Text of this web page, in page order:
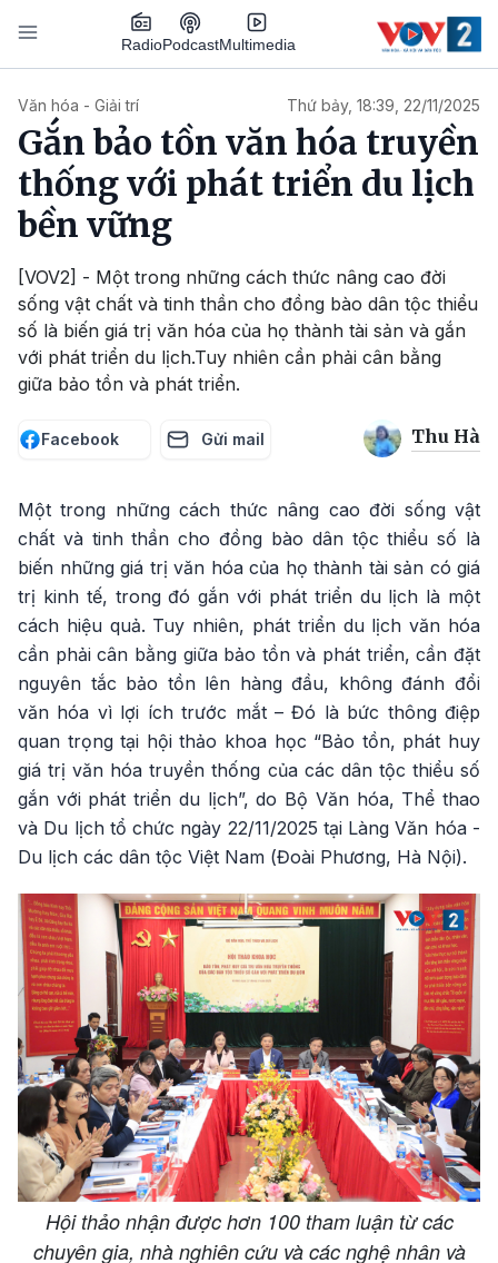
Nhảy đến nội dung
RadioPodcastMultimedia
Văn hóa - Giải trí Thứ bảy, 18:39, 22/11/2025
Gắn bảo tồn văn hóa truyền
thống với phát triển du lịch
bền vững
[VOV2] - Một trong những cách thức nâng cao đời
sống vật chất và tinh thần cho đồng bào dân tộc thiểu
số là biến giá trị văn hóa của họ thành tài sản và gắn
với phát triển du lịch.Tuy nhiên cần phải cân bằng
giữa bảo tồn và phát triển.
Facebook Gửi mail Thu Hà
Một trong những cách thức nâng cao đời sống vật
chất và tinh thần cho đồng bào dân tộc thiểu số là
biến những giá trị văn hóa của họ thành tài sản có giá
trị kinh tế, trong đó gắn với phát triển du lịch là một
cách hiệu quả. Tuy nhiên, phát triển du lịch văn hóa
cần phải cân bằng giữa bảo tồn và phát triển, cần đặt
nguyên tắc bảo tồn lên hàng đầu, không đánh đổi
văn hóa vì lợi ích trước mắt – Đó là bức thông điệp
quan trọng tại hội thảo khoa học “Bảo tồn, phát huy
giá trị văn hóa truyền thống của các dân tộc thiểu số
gắn với phát triển du lịch”, do Bộ Văn hóa, Thể thao
và Du lịch tổ chức ngày 22/11/2025 tại Làng Văn hóa -
Du lịch các dân tộc Việt Nam (Đoài Phương, Hà Nội).
Hội thảo nhận được hơn 100 tham luận từ các
chuyên gia, nhà nghiên cứu và các nghệ nhân và